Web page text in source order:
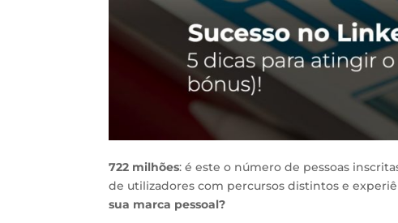
722 milhões: é este o número de pessoas
de utilizadores com percursos distintos e
sua marca pessoal?